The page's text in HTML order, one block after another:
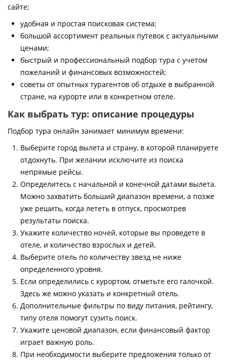
сайте;
удобная и простая поисковая система;
большой ассортимент реальных путевок с актуальными
ценами;
быстрый и профессиональный подбор тура с учетом
пожеланий и финансовых возможностей;
советы от опытных турагентов об отдыхе в выбранной
стране, на курорте или в конкретном отеле.
Как выбрать тур: описание процедуры
Подбор тура онлайн занимает минимум времени:
Выберите город вылета и страну, в которой планируете
отдохнуть. При желании исключите из поиска
непрямые рейсы.
Определитесь с начальной и конечной датами вылета.
Можно захватить больший диапазон времени, а позже
уже решить, когда лететь в отпуск, просмотрев
результаты поиска.
Укажите количество ночей, которые вы проведете в
отеле, и количество взрослых и детей.
Выберите отель по количеству звезд не ниже
определенного уровня.
Если определились с курортом, отметьте его галочкой.
Здесь же можно указать и конкретный отель.
Дополнительные фильтры по виду питания, рейтингу,
типу отеля помогут сузить поиск.
Укажите ценовой диапазон, если финансовый фактор
играет важную роль.
При необходимости выберите предложения только от